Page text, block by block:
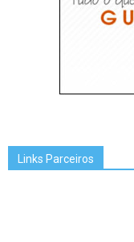
Links Parceiros